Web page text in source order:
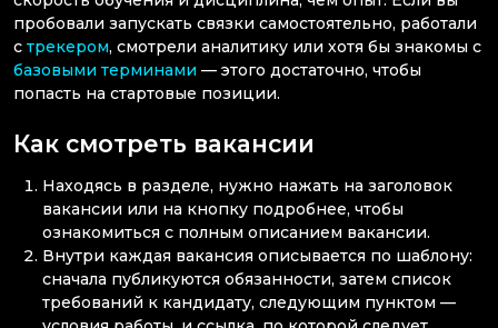
пробовали запускать связки самостоятельно, работали
с трекером, смотрели аналитику или хотя бы знакомы с
базовыми терминами — этого достаточно, чтобы
попасть на стартовые позиции.
Как смотреть вакансии
Находясь в разделе, нужно нажать на заголовок
вакансии или на кнопку подробнее, чтобы
ознакомиться с полным описанием вакансии.
Внутри каждая вакансия описывается по шаблону:
сначала публикуются обязанности, затем список
требований к кандидату, следующим пунктом —